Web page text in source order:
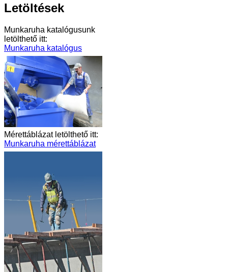
Letöltések
Munkaruha katalógusunk
letölthető itt:
Munkaruha katalógus
Mérettáblázat letölthető itt:
Munkaruha mérettáblázat